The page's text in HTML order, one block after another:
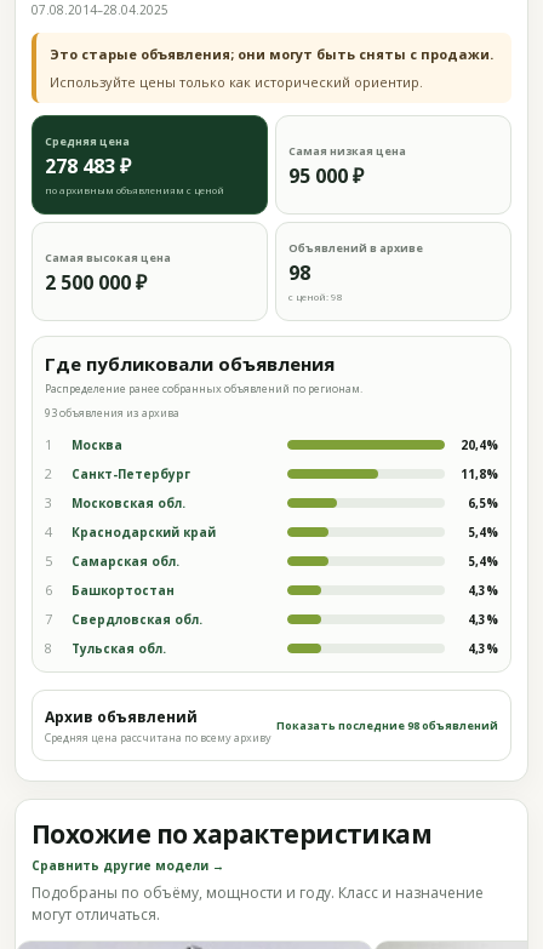
07.08.2014–28.04.2025
Это старые объявления; они могут быть сняты с продажи.
Используйте цены только как исторический ориентир.
Средняя цена
278 483 ₽
по архивным объявлениям с ценой
Самая низкая цена
95 000 ₽
Самая высокая цена
2 500 000 ₽
Объявлений в архиве
98
с ценой: 98
Где публиковали объявления
Распределение ранее собранных объявлений по регионам.
93 объявления из архива
1 Москва 20,4%
2 Санкт-Петербург 11,8%
3 Московская обл. 6,5%
4 Краснодарский край 5,4%
5 Самарская обл. 5,4%
6 Башкортостан 4,3%
7 Свердловская обл. 4,3%
8 Тульская обл. 4,3%
Архив объявлений
Средняя цена рассчитана по всему архиву
Показать последние 98 объявлений
Похожие по характеристикам
Сравнить другие модели →
Подобраны по объёму, мощности и году. Класс и назначение
могут отличаться.